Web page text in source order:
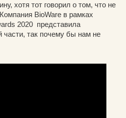
хотя тот говорил о том, что не
BioWare в рамках
2020 представила
части, так почему бы нам не